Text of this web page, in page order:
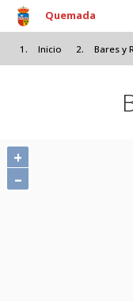
Pasar al
Quemada
Inicio Bares y
+
–